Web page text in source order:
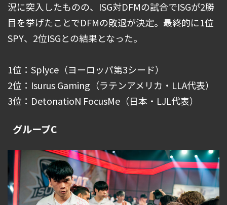
況に突入したものの、ISG対DFMの試合でISGが2勝
目を挙げたことでDFMの敗退が決定。最終的に1位
SPY、2位ISGとの結果となった。
1位：Splyce（ヨーロッパ第3シード）
2位：Isurus Gaming（ラテンアメリカ・LLA代表）
3位：DetonatioN FocusMe（日本・LJL代表）
グループC